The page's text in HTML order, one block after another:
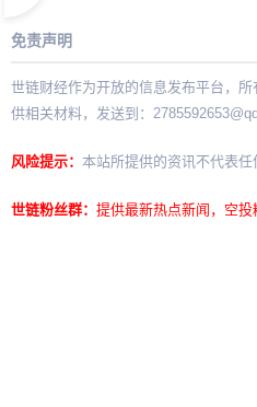
免责声明
世链财经作为开放的信息发布平台，
供相关材料，发送到：
风险提示： 本站所提供的资讯不代表
世链粉丝群： 提供最新热点新闻，空投